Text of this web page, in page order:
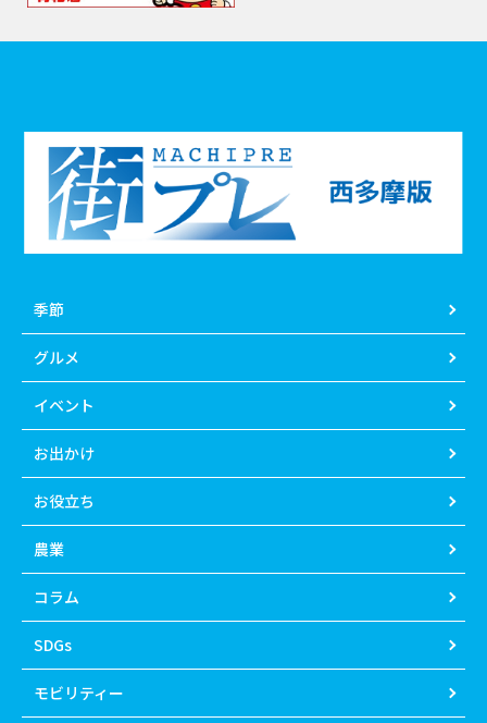
季節
グルメ
イベント
お出かけ
お役立ち
農業
コラム
SDGs
モビリティー